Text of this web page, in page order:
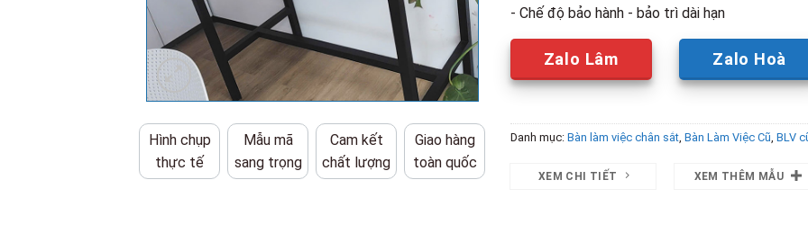
Hình chụp
thực tế
Mẫu mã
sang trọng
Cam kết
chất lượng
Giao hàng
toàn quốc
- Chế độ bảo hành - bảo trì dài hạn
Zalo Lâm Zalo Hoà
Danh mục: Bàn làm việc chân sắt, Bàn Làm Việc Cũ BLV
XEM CHI TIẾT XEM THÊM MẪU